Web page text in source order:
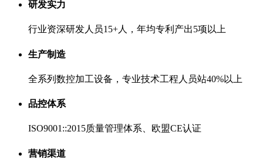
研发实力
行业资深研发人员15+人，年均专利产出5项以上
生产制造
全系列数控加工设备，专业技术工程人员站40%以上
品控体系
ISO9001::2015质量管理体系、欧盟CE认证
营销渠道